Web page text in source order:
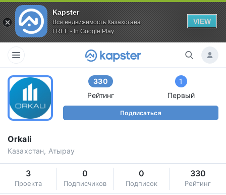
Kapster
Вся недвижимость Казахстана
FREE - In Google Play
VIEW
330
Рейтинг
1
Первый
Подписаться
Orkali
Казахстан, Атырау
3
Проекта
0
Подписчиков
0
Подписок
330
Рейтинг